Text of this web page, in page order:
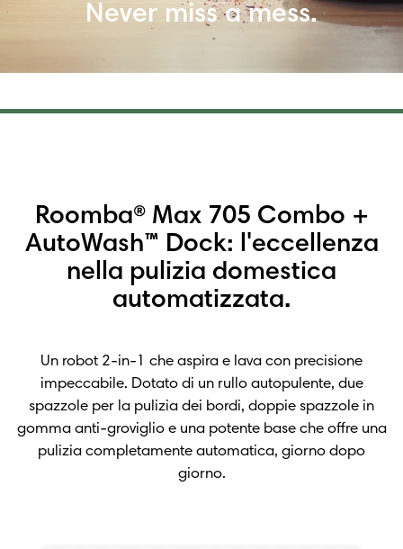
Never miss a mess.
Roomba® Max 705 Combo +
AutoWash™ Dock: l'eccellenza
nella pulizia domestica
automatizzata.
Un robot 2-in-1 che aspira e lava con precisione
impeccabile. Dotato di un rullo autopulente, due
spazzole per la pulizia dei bordi, doppie spazzole in
gomma anti-groviglio e una potente base che offre una
pulizia completamente automatica, giorno dopo
giorno.